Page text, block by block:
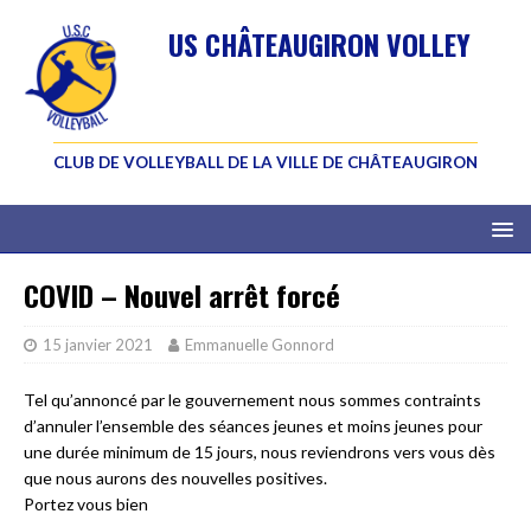
US CHÂTEAUGIRON VOLLEY
CLUB DE VOLLEYBALL DE LA VILLE DE CHÂTEAUGIRON
COVID – Nouvel arrêt forcé
15 janvier 2021 Emmanuelle Gonnord
Tel qu’annoncé par le gouvernement nous sommes contraints
d’annuler l’ensemble des séances jeunes et moins jeunes pour
une durée minimum de 15 jours, nous reviendrons vers vous dès
que nous aurons des nouvelles positives.
Portez vous bien